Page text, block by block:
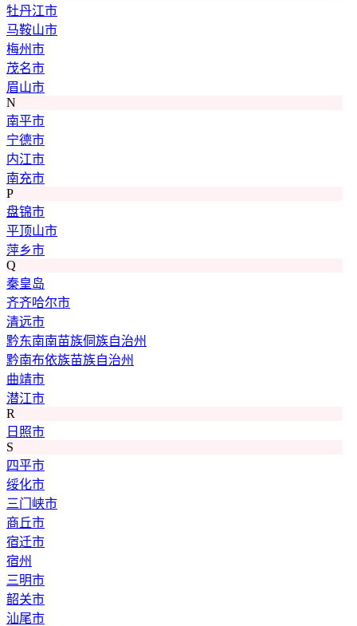
牡丹江市
马鞍山市
梅州市
茂名市
眉山市
N
南平市
宁德市
内江市
南充市
P
盘锦市
平顶山市
萍乡市
Q
秦皇岛
齐齐哈尔市
清远市
黔东南南苗族侗族自治州
黔南布依族苗族自治州
曲靖市
潜江市
R
日照市
S
四平市
绥化市
三门峡市
商丘市
宿迁市
宿州
三明市
韶关市
汕尾市